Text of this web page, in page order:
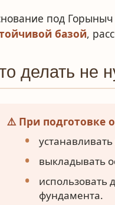
под
базой,
делать не
⚠️ При подготовке
выкладывать
использовать
фундамента.